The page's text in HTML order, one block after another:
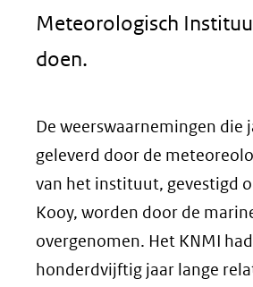
Meteorologisch
doen.
De weerswaarnemingen die
geleverd door de
van het instituut, gevestigd
Kooy, worden door de
overgenomen. Het KNMI
honderdvijftig jaar lange